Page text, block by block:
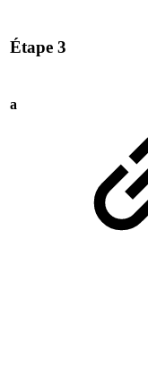
Étape 3
a